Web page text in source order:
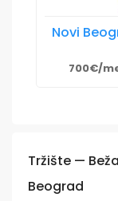
Novi
700€/
Tržište —
Beograd